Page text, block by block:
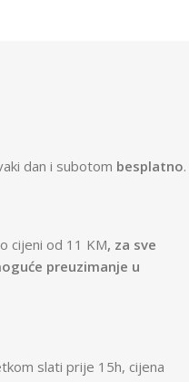
dan i subotom besplatno.
cijeni od 11 KM, za sve
preuzimanje u
slati prije 15h, cijena